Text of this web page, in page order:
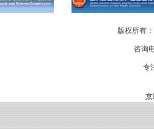
版权所有
咨询
专
京